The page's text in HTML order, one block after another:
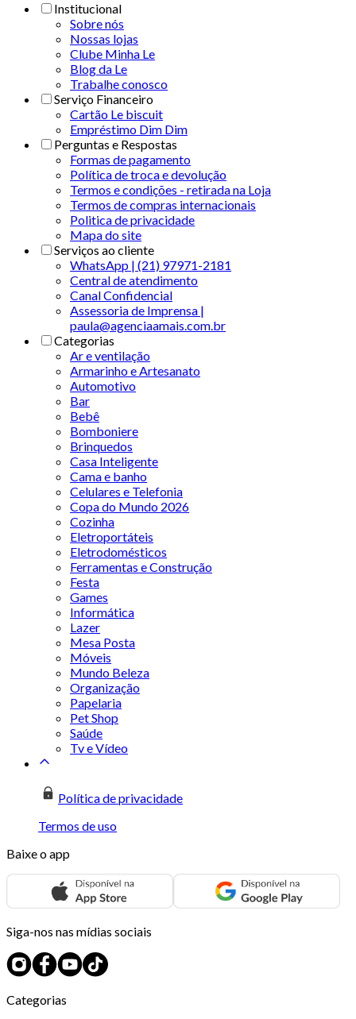
Institucional
Sobre nós
Nossas lojas
Clube Minha Le
Blog da Le
Trabalhe conosco
Serviço Financeiro
Cartão Le biscuit
Empréstimo Dim Dim
Perguntas e Respostas
Formas de pagamento
Política de troca e devolução
Termos e condições - retirada na Loja
Termos de compras internacionais
Politica de privacidade
Mapa do site
Serviços ao cliente
WhatsApp | (21) 97971-2181
Central de atendimento
Canal Confidencial
Assessoria de Imprensa |
paula@agenciaamais.com.br
Categorias
Ar e ventilação
Armarinho e Artesanato
Automotivo
Bar
Bebê
Bomboniere
Brinquedos
Casa Inteligente
Cama e banho
Celulares e Telefonia
Copa do Mundo 2026
Cozinha
Eletroportáteis
Eletrodomésticos
Ferramentas e Construção
Festa
Games
Informática
Lazer
Mesa Posta
Móveis
Mundo Beleza
Organização
Papelaria
Pet Shop
Saúde
Tv e Vídeo
Política de privacidade
Termos de uso
Baixe o app
Siga-nos nas mídias sociais
Categorias